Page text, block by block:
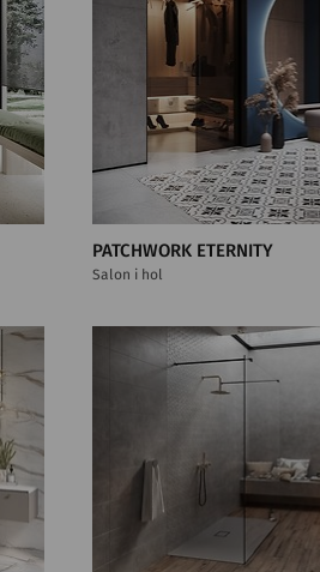
PATCHWORK ETERNITY
Salon i hol